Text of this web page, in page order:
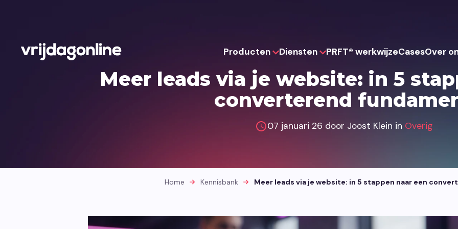
Producten
Websites
Websites die je team zelf kan
Portalen
verbinden en processen overzichtelijk
Webshops die
AI
Diensten
Strategie
Drie slimme Think-pakketten voor
UX & Design
PRFT® werkwijzeCasesOver
Meer leads via je website: in 5
converterend
07 januari 26 door Joost Klein in Overig
Home Kennisbank Meer leads via je website: in 5 stappen naar een